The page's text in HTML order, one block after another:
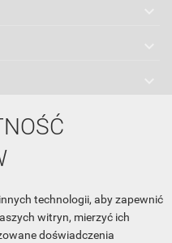
technologii, aby zapewnić
witryn, mierzyć ich
doświadczenia
in Poland